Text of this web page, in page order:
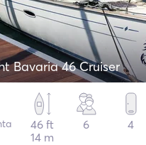
Sailing yacht Bavaria 46 Cruiser
46 ft
14 m
6 4